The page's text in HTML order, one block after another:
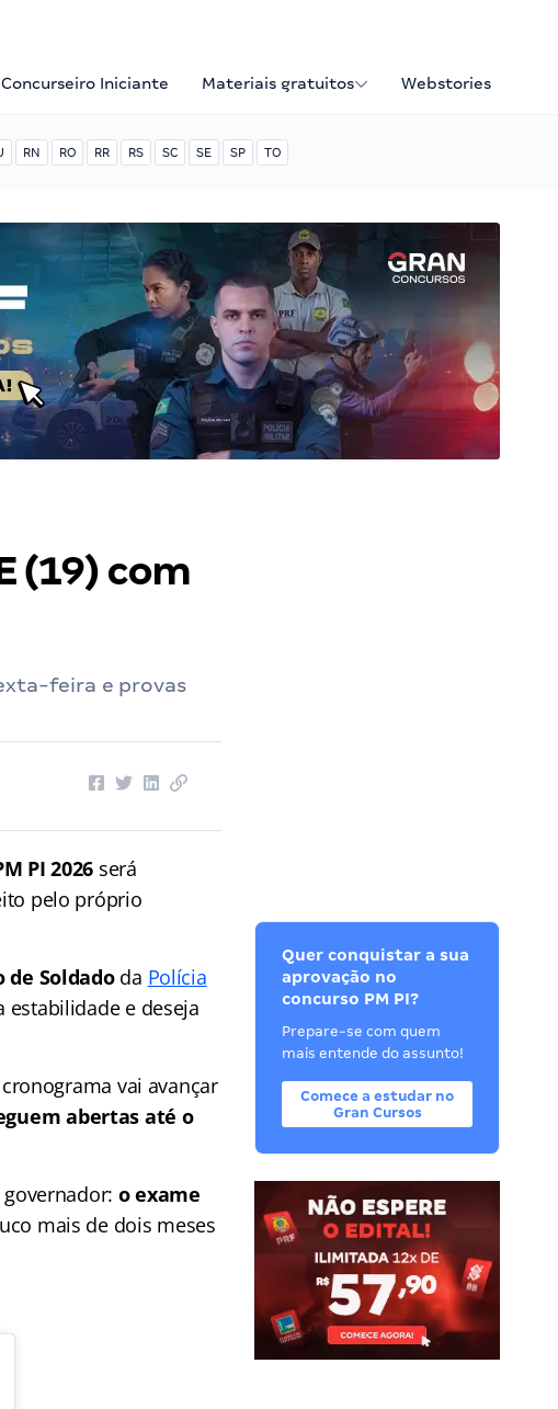
Concurseiro Iniciante Materiais gratuitos Webstories
RN RO RR RS SC SE SP TO
(19) com
feira e provas
PI 2026 será
pelo próprio
de Soldadoda Polícia
estabilidade e deseja
vai avançar
abertas até o
o exame
mais de dois meses
Quer conquistar a sua
aprovação no
concurso PM PI?
Prepare-se com quem
mais entende do assunto!
Comece a estudar no
Gran Cursos